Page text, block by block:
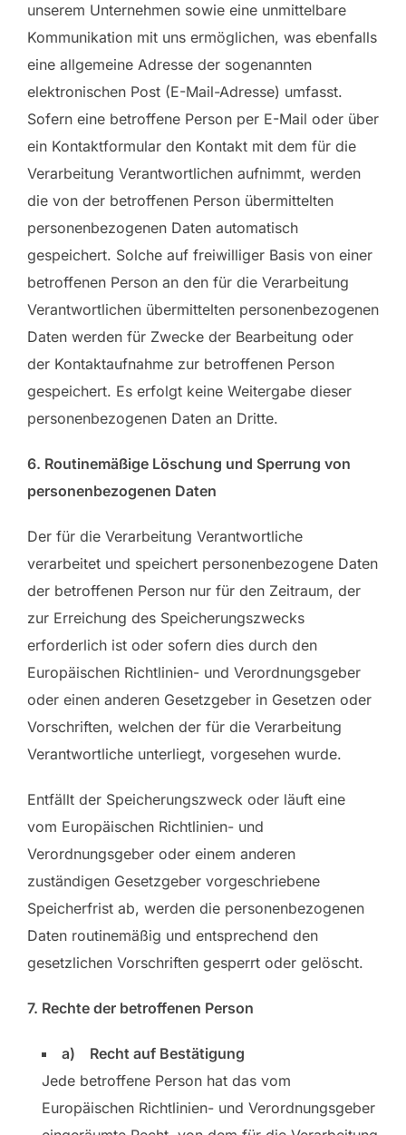
unserem Unternehmen sowie eine unmittelbare
Kommunikation mit uns ermöglichen, was ebenfalls
eine allgemeine Adresse der sogenannten
elektronischen Post (E-Mail-Adresse) umfasst.
Sofern eine betroffene Person per E-Mail oder über
ein Kontaktformular den Kontakt mit dem für die
Verarbeitung Verantwortlichen aufnimmt, werden
die von der betroffenen Person übermittelten
personenbezogenen Daten automatisch
gespeichert. Solche auf freiwilliger Basis von einer
betroffenen Person an den für die Verarbeitung
Verantwortlichen übermittelten personenbezogenen
Daten werden für Zwecke der Bearbeitung oder
der Kontaktaufnahme zur betroffenen Person
gespeichert. Es erfolgt keine Weitergabe dieser
personenbezogenen Daten an Dritte.
6. Routinemäßige Löschung und Sperrung von
personenbezogenen Daten
Der für die Verarbeitung Verantwortliche
verarbeitet und speichert personenbezogene Daten
der betroffenen Person nur für den Zeitraum, der
zur Erreichung des Speicherungszwecks
erforderlich ist oder sofern dies durch den
Europäischen Richtlinien- und Verordnungsgeber
oder einen anderen Gesetzgeber in Gesetzen oder
Vorschriften, welchen der für die Verarbeitung
Verantwortliche unterliegt, vorgesehen wurde.
Entfällt der Speicherungszweck oder läuft eine
vom Europäischen Richtlinien- und
Verordnungsgeber oder einem anderen
zuständigen Gesetzgeber vorgeschriebene
Speicherfrist ab, werden die personenbezogenen
Daten routinemäßig und entsprechend den
gesetzlichen Vorschriften gesperrt oder gelöscht.
7. Rechte der betroffenen Person
a) Recht auf Bestätigung
Jede betroffene Person hat das vom
Europäischen Richtlinien- und Verordnungsgeber